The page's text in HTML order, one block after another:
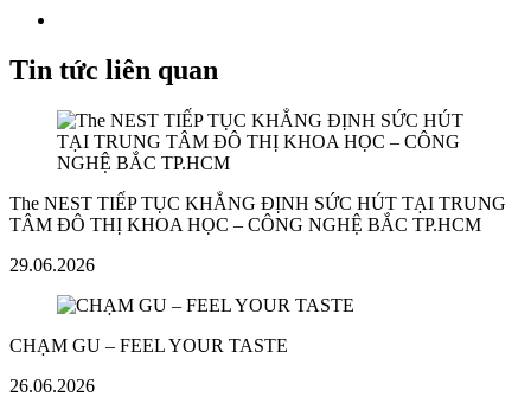
Tin tức liên quan
The NEST TIẾP TỤC KHẲNG ĐỊNH SỨC HÚT TẠI TRUNG
TÂM ĐÔ THỊ KHOA HỌC – CÔNG NGHỆ BẮC TP.HCM
29.06.2026
CHẠM GU – FEEL YOUR TASTE
26.06.2026